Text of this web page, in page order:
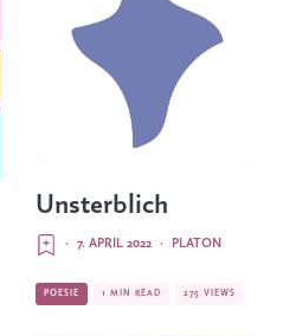
Unsterblich
PLATON
·
7. APRIL 2022
·
POESIE 1 MIN READ 275 VIEWS